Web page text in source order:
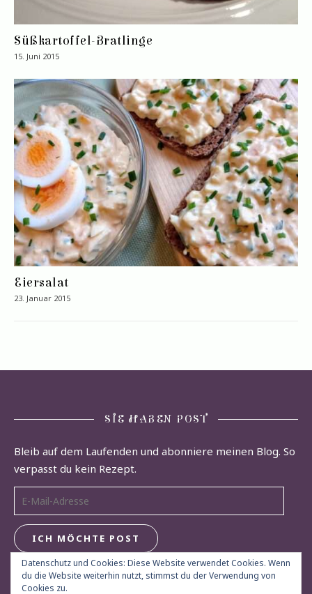
Süßkartoffel-Bratlinge
15. Juni 2015
Eiersalat
23. Januar 2015
SIE HABEN POST
Bleib auf dem Laufenden und abonniere meinen Blog. So
verpasst du kein Rezept.
E-Mail-Adresse
ICH MÖCHTE POST
Datenschutz und Cookies: Diese Website verwendet Cookies. Wenn
du die Website weiterhin nutzt, stimmst du der Verwendung von
Cookies zu.